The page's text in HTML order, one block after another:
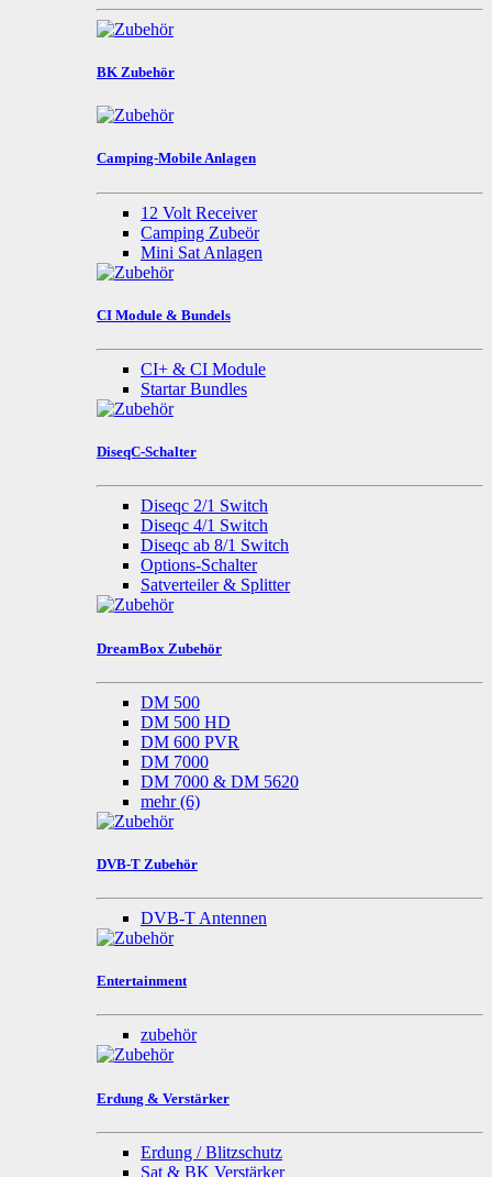
BK Zubehör
Camping-Mobile Anlagen
12 Volt Receiver
Camping Zubeör
Mini Sat Anlagen
CI Module & Bundels
CI+ & CI Module
Startar Bundles
DiseqC-Schalter
Diseqc 2/1 Switch
Diseqc 4/1 Switch
Diseqc ab 8/1 Switch
Options-Schalter
Satverteiler & Splitter
DreamBox Zubehör
DM 500
DM 500 HD
DM 600 PVR
DM 7000
DM 7000 & DM 5620
mehr(6)
DVB-T Zubehör
DVB-T Antennen
Entertainment
zubehör
Erdung & Verstärker
Erdung / Blitzschutz
Sat & BK Verstärker